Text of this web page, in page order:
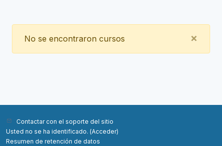
×
No se encontraron cursos
Contactar con el soporte del sitio
Usted no se ha identificado. (Acceder)
Resumen de retención de datos